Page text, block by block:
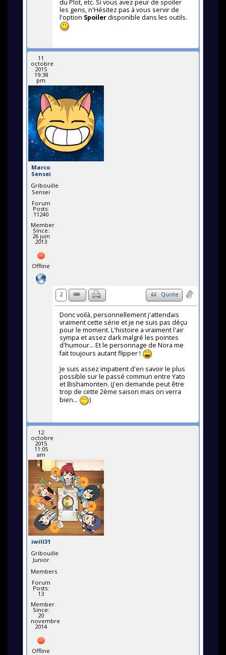
du Plot, etc. Si vous avez peur de spoiler
les gens, n'Hésitez pas à vous servir de
l'option Spoilerdisponible dans les outils.
11
octobre
2015
19:38
pm
Marco
Sensei
Gribouille
Sensei
Forum
Posts:
11240
Member
Since:
26 juin
2013
Offline
2 Quote
Donc voilà, personnellement j'attendais
vraiment cette série et je ne suis pas déçu
pour le moment. L'histoire a vraiment l'air
sympa et assez dark malgré les pointes
d'humour... Et le personnage de Nora me
fait toujours autant flipper !
Je suis assez impatient d'en savoir le plus
possible sur le passé commun entre Yato
et Bishamonten. (j'en demande peut être
trop de cette 2ème saison mais on verra
bien...
)
12
octobre
2015
11:05
am
iwill31
Gribouille
Junior
Members
Forum
Posts:
13
Member
Since:
20
novembre
2014
Offline